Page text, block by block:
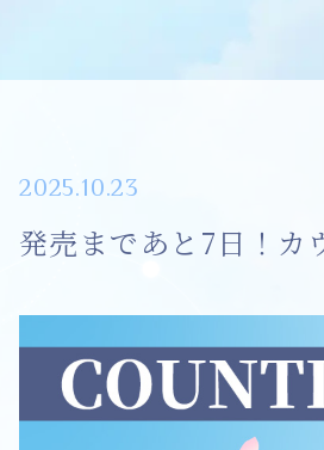
2025.10.23
発売まであと7日！カ